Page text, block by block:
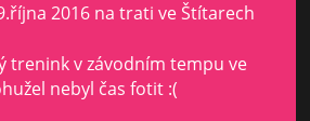
2016 na trati ve Štítarech
trenink v závodním tempu ve
nebyl čas fotit :(